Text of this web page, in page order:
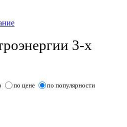
3-х
по цене
по популярности